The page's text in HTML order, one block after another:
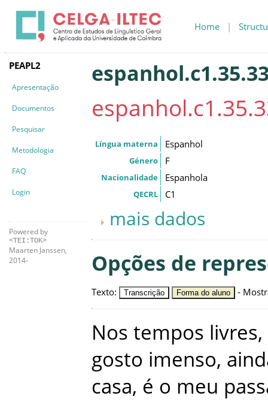
Home |
PEAPL2
Apresentação
Documentos
Pesquisar
Metodologia
FAQ
Login
Powered by
<TEI:TOK>
Maarten Janssen,
2014-
Língua materna Espanhol
Género F
Nacionalidade Espanhola
QECRL C1
mais dados
Opções de
Texto: Transcrição Forma do aluno -
Nos tempos livres,
gosto imenso,
casa, é o meu